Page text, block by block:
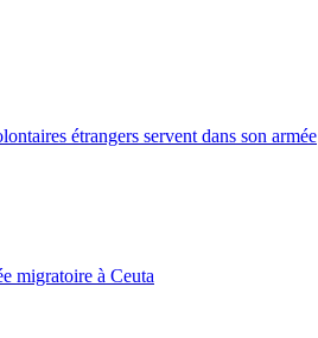
étrangers servent dans son armée
migratoire à Ceuta